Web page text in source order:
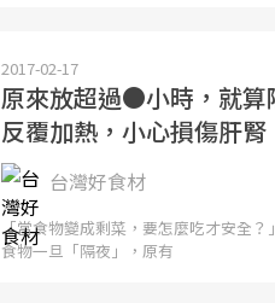
2017-02-17
原來放超過●小時，就算
反覆加熱，小心損傷肝腎
台灣好食材
「當食物變成剩菜，要怎麼吃才安全
食物一旦「隔夜」，原有
務，
康管